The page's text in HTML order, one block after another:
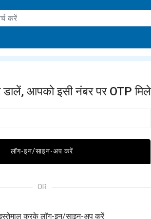
डालें, आपको इसी नंबर पर OTP
लॉग-इन/साइन-अप करें
OR
करके लॉग-इन/साइन-अप करें